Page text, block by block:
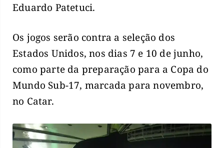
Eduardo Patetuci.
Os jogos serão contra a seleção dos
Estados Unidos, nos dias 7 e 10 de junho,
como parte da preparação para a Copa do
Mundo Sub-17, marcada para novembro,
no Catar.